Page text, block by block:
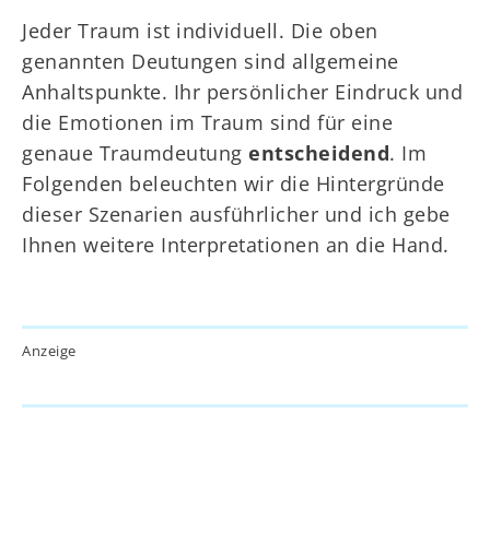
Jeder Traum ist individuell. Die oben
genannten Deutungen sind allgemeine
Anhaltspunkte. Ihr persönlicher Eindruck und
die Emotionen im Traum sind für eine
genaue Traumdeutung entscheidend. Im
Folgenden beleuchten wir die Hintergründe
dieser Szenarien ausführlicher und ich gebe
Ihnen weitere Interpretationen an die Hand.
Anzeige